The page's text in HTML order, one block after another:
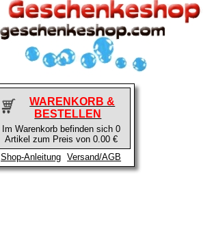
WARENKORB &
BESTELLEN
Im Warenkorb befinden sich 0
Artikel zum Preis von 0.00 €
Shop-Anleitung
Versand/AGB